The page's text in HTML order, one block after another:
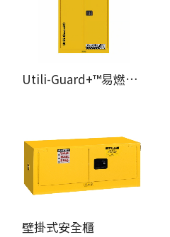
Utili-Guard+™易燃液體安全櫃
壁掛式安全櫃